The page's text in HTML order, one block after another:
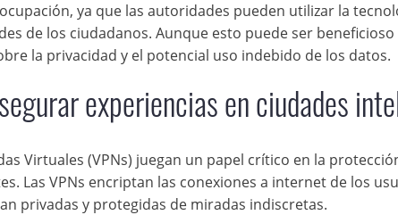
ya que las autoridades pueden utilizar la
de los ciudadanos. Aunque esto puede ser
la privacidad y el potencial uso indebido de los datos.
experiencias en ciudades
Virtuales (VPNs) juegan un papel crítico en la
Las VPNs encriptan las conexiones a internet de los
privadas y protegidas de miradas indiscretas.